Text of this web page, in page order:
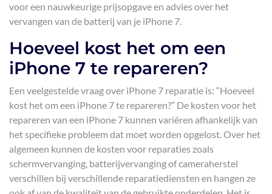
voor een nauwkeurige prijsopgave en advies over het
vervangen van de batterij van je iPhone 7.
Hoeveel kost het om een ​​
iPhone 7 te repareren?
Een veelgestelde vraag over iPhone 7 reparatie is: “Hoeveel
kost het om een iPhone 7 te repareren?” De kosten voor het
repareren van een iPhone 7 kunnen variëren afhankelijk van
het specifieke probleem dat moet worden opgelost. Over het
algemeen kunnen de kosten voor reparaties zoals
schermvervanging, batterijvervanging of cameraherstel
verschillen bij verschillende reparatiediensten en hangen ze